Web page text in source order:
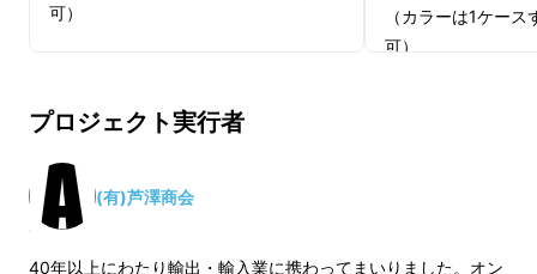
可）
※製造状況により出荷時期が遅れる場
合、早急にご連絡いたします。
（カラーは1ケー
可）
プロジェクト実行者
(有)芦澤商会
40年以上にわたり輸出・輸入業に携わってまいりました。オン